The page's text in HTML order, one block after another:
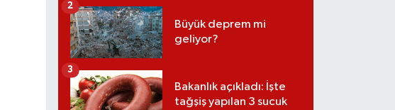
Büyük deprem mi
geliyor?
2
Bakanlık açıkladı: İşte
tağşiş yapılan 3 sucuk
3